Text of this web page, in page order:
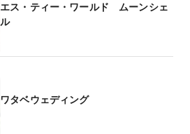
エス・ティー・ワールド ムーンシェ
ル
ワタベウェディング